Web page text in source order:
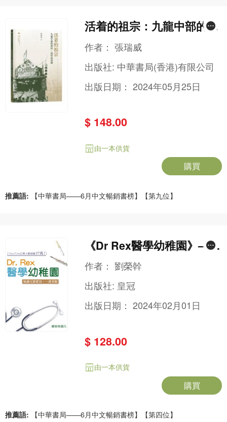
活着的祖宗：九龍中部的舊
村、祖堂和祖墳
作者：張瑞威
出版社: 中華書局(香港)有限公司
出版日期：2024年05月25日
$ 148.00
由一本供貨
購買
推薦語: 【中華書局——6月中文暢銷書榜】【第九位】
《Dr Rex醫學幼稚園》——
知識可靠實用，一書掌握
作者：劉榮幹
出版社: 皇冠
出版日期：2024年02月01日
$ 128.00
由一本供貨
購買
推薦語: 【中華書局——6月中文暢銷書榜】【第四位】